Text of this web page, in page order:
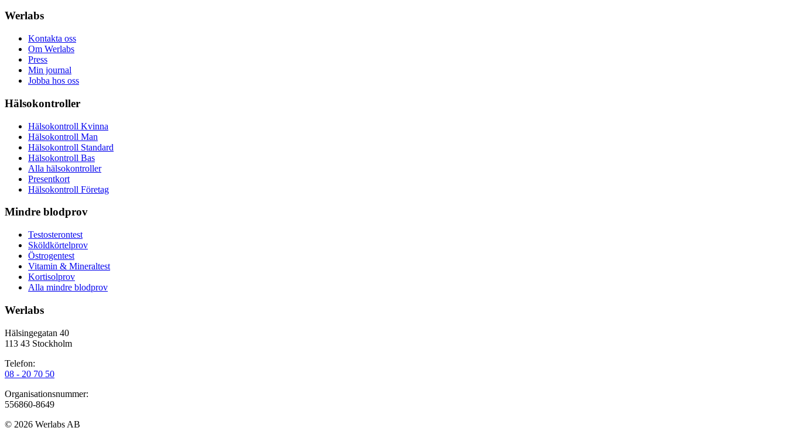
Werlabs
Kontakta oss
Om Werlabs
Press
Min journal
Jobba hos oss
Hälsokontroller
Hälsokontroll Kvinna
Hälsokontroll Man
Hälsokontroll Standard
Hälsokontroll Bas
Alla hälsokontroller
Presentkort
Hälsokontroll Företag
Mindre blodprov
Testosterontest
Sköldkörtelprov
Östrogentest
Vitamin & Mineraltest
Kortisolprov
Alla mindre blodprov
Werlabs
Hälsingegatan 40
113 43 Stockholm
Telefon:
08 - 20 70 50
Organisationsnummer:
556860-8649
© 2026 Werlabs AB